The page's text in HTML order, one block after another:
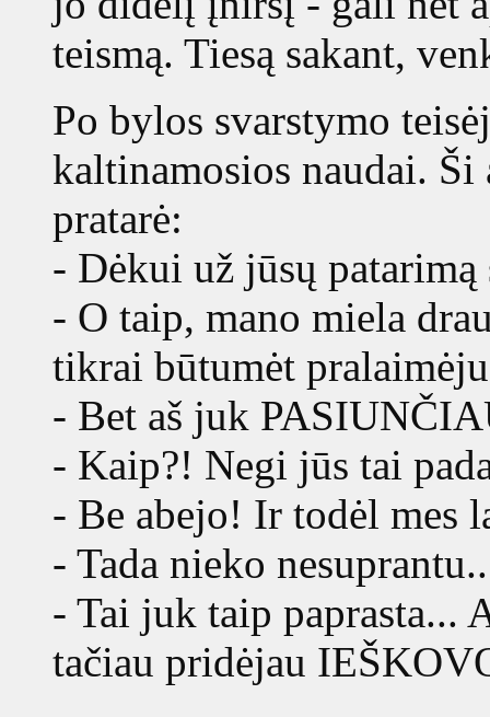
teismą. Tiesą sakant,
Po bylos svarstymo
kaltinamosios naudai.
pratarė:
- Dėkui už jūsų
- O taip, mano miela
tikrai būtumėt
- Bet aš juk
- Kaip?! Negi jūs tai
- Be abejo! Ir todėl mes
- Tada nieko
- Tai juk taip paprasta...
tačiau pridėjau